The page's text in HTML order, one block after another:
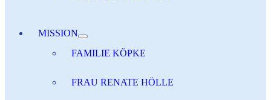
MISSION
FAMILIE KÖPKE
FRAU RENATE HÖLLE